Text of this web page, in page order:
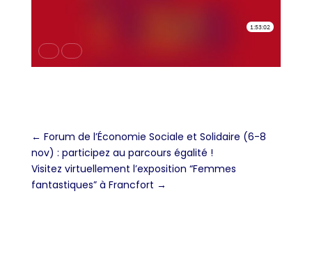
← Forum de l’Économie Sociale et Solidaire (6-8
nov) : participez au parcours égalité !
Visitez virtuellement l’exposition “Femmes
fantastiques” à Francfort →